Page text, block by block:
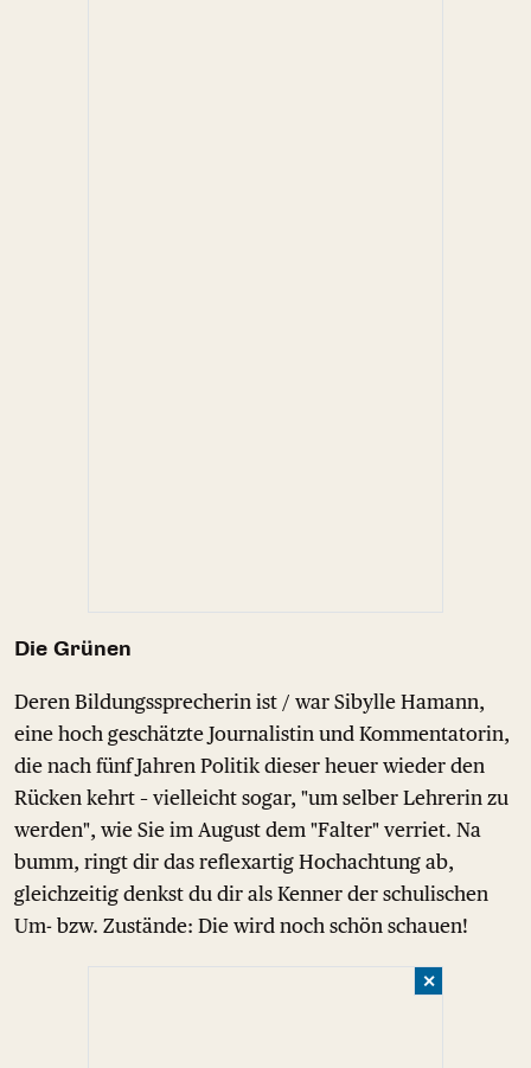
Die Grünen
Deren Bildungssprecherin ist / war Sibylle Hamann,
eine hoch geschätzte Journalistin und Kommentatorin,
die nach fünf Jahren Politik dieser heuer wieder den
Rücken kehrt – vielleicht sogar, "um selber Lehrerin zu
werden", wie Sie im August dem "Falter" verriet. Na
bumm, ringt dir das reflexartig Hochachtung ab,
gleichzeitig denkst du dir als Kenner der schulischen
Um- bzw. Zustände: Die wird noch schön schauen!
✕